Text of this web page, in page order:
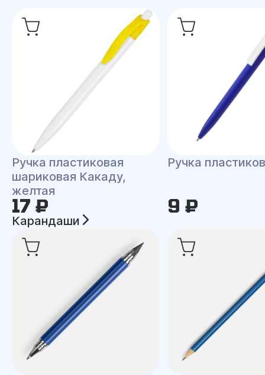
Ручка пластиковая
шариковая Какаду,
желтая
17 ₽
Ручка
9 ₽
Карандаши